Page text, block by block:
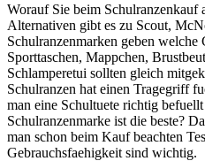
Worauf Sie beim Schulranzenkauf
Alternativen gibt es zu Scout,
Schulranzenmarken geben
Sporttaschen, Mappchen,
Schlamperetui sollten gleich
Schulranzen hat einen Tragegriff
man eine Schultuete richtig
Schulranzenmarke ist die beste?
man schon beim Kauf beachten
Gebrauchsfaehigkeit sind wichtig.